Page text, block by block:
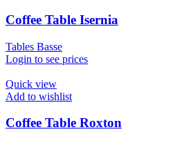
Coffee Table Isernia
Tables Basse
Login to see prices
Quick view
Add to wishlist
Coffee Table Roxton